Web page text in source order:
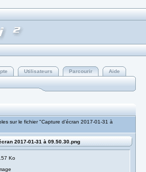
Utilisateurs Parcourir
Aide
sur le fichier "Capture d’écran 2017-01-31 à
2017-01-31 à 09.50.30.png
Ko